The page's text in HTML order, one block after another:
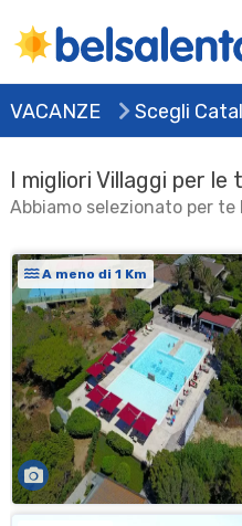
VACANZE Scegli
I migliori Villaggi per
Abbiamo selezionato per
A meno di 1 Km